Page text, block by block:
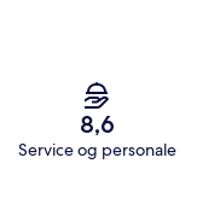
8,6
Service og personale